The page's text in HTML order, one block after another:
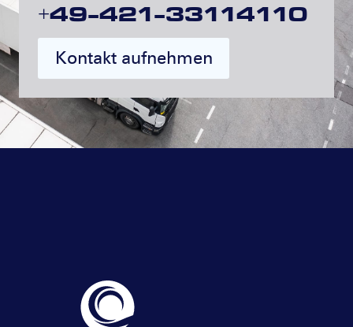
+49-421-33114110
Kontakt aufnehmen